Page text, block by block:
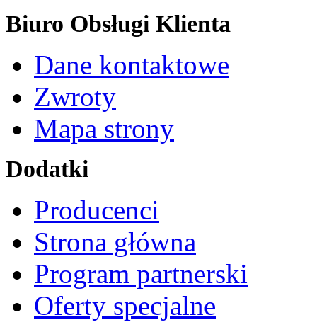
Biuro Obsługi Klienta
Dane kontaktowe
Zwroty
Mapa strony
Dodatki
Producenci
Strona główna
Program partnerski
Oferty specjalne